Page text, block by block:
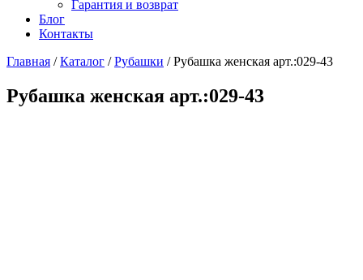
Гарантия и возврат
Блог
Контакты
Главная /Каталог /Рубашки /Рубашка женская арт.:029-43
Рубашка женская арт.:029-43